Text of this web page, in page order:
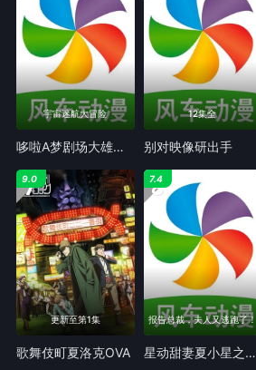
宇宙迷航大冒险
哆啦A梦剧场大雄的宇宙漂流记
12集全
别对映像研出手
7
更新至第1集
9.0
歌舞伎町夏洛克OVA
8
报告总裁，夫人又逃跑了！
7.4
星动甜妻夏小星之动态漫